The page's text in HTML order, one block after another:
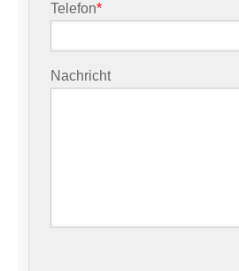
Telefon*
Nachricht